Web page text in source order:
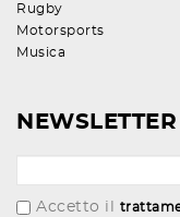
Rugby
Motorsports
Musica
NEWSLETTER
Accetto il